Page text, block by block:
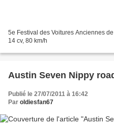
5e Festival des Voitures Anciennes
14 cv, 80 km/h
Austin Seven Nippy
Publié le 27/07/2011 à 16:42
Par oldiesfan67